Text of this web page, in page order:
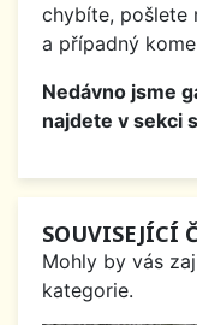
chybíte, pošlete
a případný
Nedávno jsme
najdete v sekci
SOUVISEJÍCÍ
Mohly by vás
kategorie.